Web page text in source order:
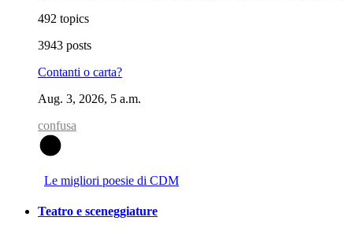
492 topics
3943 posts
Contanti o carta?
Aug. 3, 2026, 5 a.m.
confusa
Le migliori poesie di CDM
Teatro e sceneggiature